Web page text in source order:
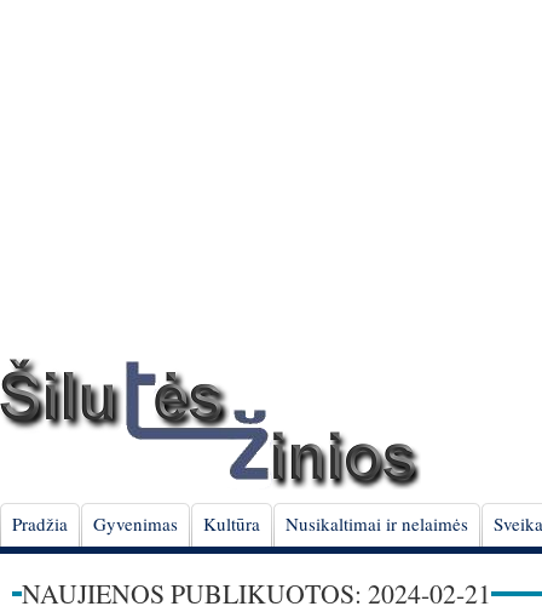
Pradžia Gyvenimas Kultūra Nusikaltimai ir nelaimės
NAUJIENOS PUBLIKUOTOS: 2024-02-21